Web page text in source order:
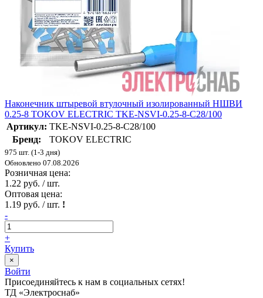
Наконечник штыревой втулочный изолированный НШВИ
0.25-8 TOKOV ELECTRIC TKE-NSVI-0.25-8-C28/100
Артикул: TKE-NSVI-0.25-8-C28/100
Бренд:
TOKOV ELECTRIC
975 шт. (1-3 дня)
Обновлено 07.08.2026
Розничная цена:
1.22 руб. / шт.
Оптовая цена:
1.19 руб. / шт. !
-
+
Купить
×
Войти
Присоединяйтесь к нам в социальных сетях!
ТД «Электроснаб»